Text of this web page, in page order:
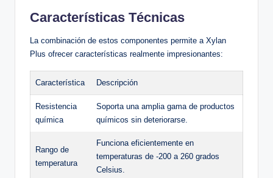
Características Técnicas
La combinación‍ de estos componentes​ permite a ⁤Xylan
Plus‌ ofrecer características realmente impresionantes:
Característica Descripción
Resistencia
química
Soporta​ una amplia‍ gama de productos
químicos sin deteriorarse.
Rango de
temperatura
Funciona eficientemente en‌
temperaturas de -200 a ⁤260 grados
‍Celsius.